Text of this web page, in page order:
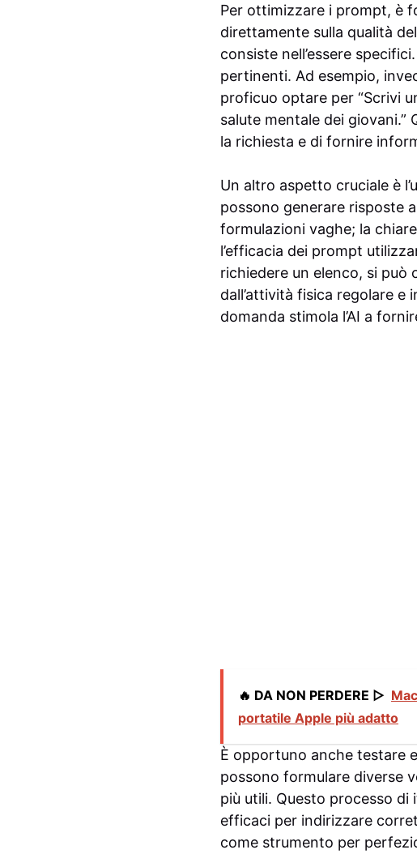
Per ottimizzare i prompt, è
direttamente sulla qualità
consiste nell’essere
pertinenti. Ad esempio,
proficuo optare per “Scrivi
salute mentale dei giovani.”
la richiesta e di fornire
Un altro aspetto cruciale è
possono generare risposte
formulazioni vaghe; la
l’efficacia dei prompt
richiedere un elenco, si può
dall’attività fisica regolare e
domanda stimola l’AI a
🔥 DA NON PERDERE ▷
portatile Apple più adatto
È opportuno anche testare
possono formulare diverse
più utili. Questo processo
efficaci per indirizzare
come strumento per